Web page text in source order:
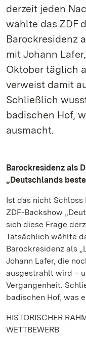
derzeit jeden
wählte das ZDF
Barockresidenz
mit Johann
Oktober täglich
verweist damit
Schließlich
badischen Hof,
ausmacht.
Barockresidenz als
„Deutschlands
Ist das nicht
ZDF-Backshow
sich diese Frage
Tatsächlich wählte
Barockresidenz als
Johann Lafer, die
ausgestrahlt wird –
Vergangenheit.
badischen Hof, was
HISTORISCHER
WETTBEWERB